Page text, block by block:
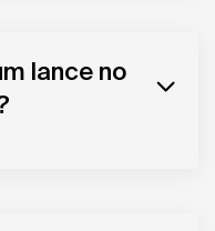
lance no